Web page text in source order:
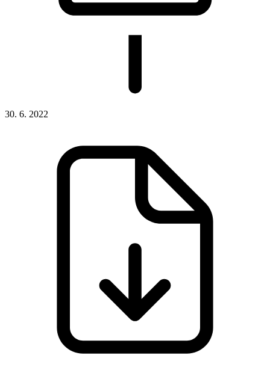
30. 6. 2022